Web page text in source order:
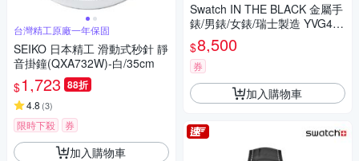
台灣精工原廠一年保固
SEIKO 日本精工 滑動式秒針 靜
音掛鐘(QXA732W)-白/35cm
$1,723 88折
4.8 (3)
限時下殺 券
加入購物車
Swatch IN THE BLACK 金屬手
錶/男錶/女錶/瑞士製造 YVG418
G (43mm)
$8,500
券
加入購物車